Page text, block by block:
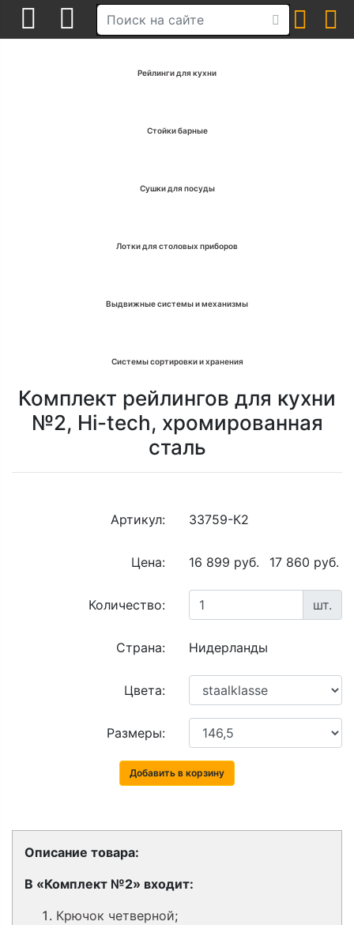
Рейлинги для кухни
Стойки барные
Сушки для посуды
Лотки для столовых приборов
Выдвижные системы и механизмы
Системы сортировки и хранения
Комплект рейлингов для кухни
№2, Hi-tech, хромированная
сталь
Артикул: 33759-К2
Цена: 16 899 руб. 17 860 руб.
Количество: шт.
Страна: Нидерланды
Цвета:
Размеры:
Добавить в корзину
Описание товара:
В «Комплект №2» входит:
Крючок четверной;